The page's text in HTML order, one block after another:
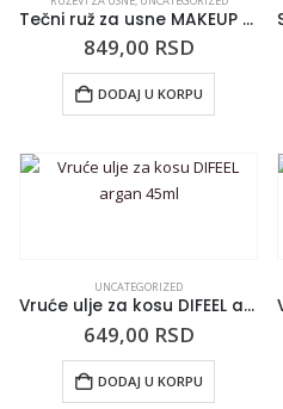
Tečni ruž za usne MAKEUP REVOLUTION IRL Whipped Lip Crème 1.8ml Frappuccino Nude
849,00 RSD
DODAJ U KORPU
UNCATEGORIZED
Vruće ulje za kosu DIFEEL argan 45ml
649,00 RSD
DODAJ U KORPU